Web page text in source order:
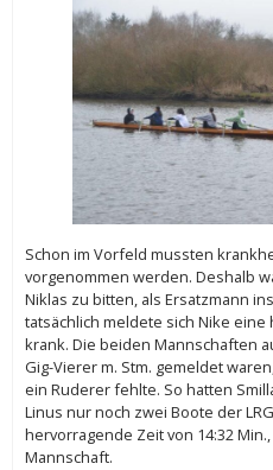
Schon im Vorfeld mussten
vorgenommen werden. Deshalb
Niklas zu bitten, als Ersatzmann
tatsächlich meldete sich Nike
krank. Die beiden Mannschaften
Gig-Vierer m. Stm. gemeldet
ein Ruderer fehlte. So hatten
Linus nur noch zwei Boote der
hervorragende Zeit von 14:32
Mannschaft.